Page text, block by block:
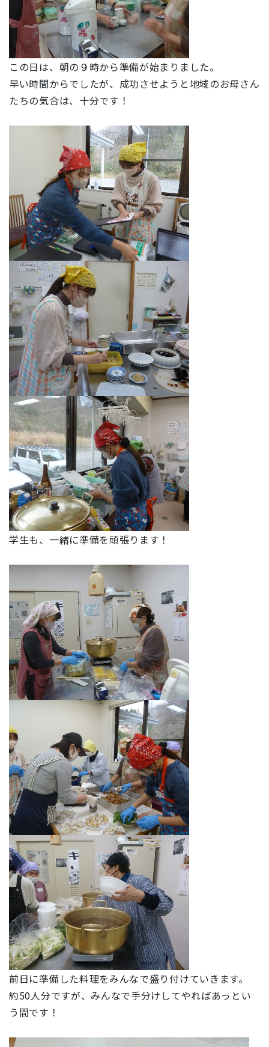
この日は、朝の９時から準備が始まりました。
早い時間からでしたが、成功させようと地域のお母さん
たちの気合は、十分です！
学生も、一緒に準備を頑張ります！
前日に準備した料理をみんなで盛り付けていきます。
約50人分ですが、みんなで手分けしてやればあっとい
う間です！